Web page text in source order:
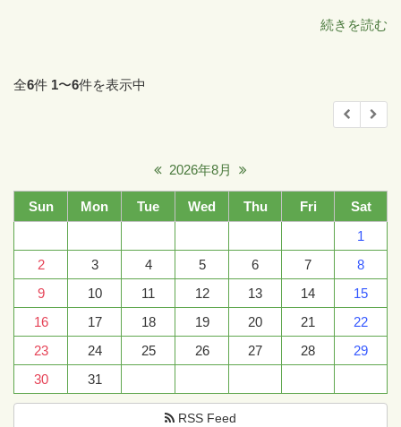
2026年8月
Sun Mon Tue Wed Thu Fri
Sat
1
2
3 4 5 6 7
8
9
10 11 12 13 14
15
16
17 18 19 20 21
22
23
24 25 26 27 28
29
30
31
RSS Feed
続きを読む
全6件 1〜6件を表示中